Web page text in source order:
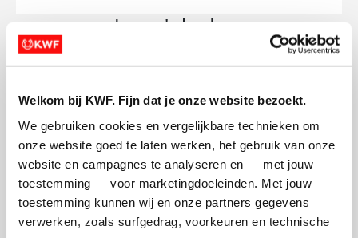
Welkom bij KWF. Fijn dat je onze website bezoekt.
We gebruiken cookies en vergelijkbare technieken om
onze website goed te laten werken, het gebruik van onze
website en campagnes te analyseren en — met jouw
toestemming — voor marketingdoeleinden. Met jouw
toestemming kunnen wij en onze partners gegevens
verwerken, zoals surfgedrag, voorkeuren en technische
Laura's badges